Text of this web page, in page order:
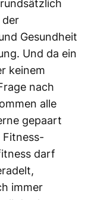
der
Gesundheit
Und da ein
keinem
nach
alle
gepaart
darf
immer